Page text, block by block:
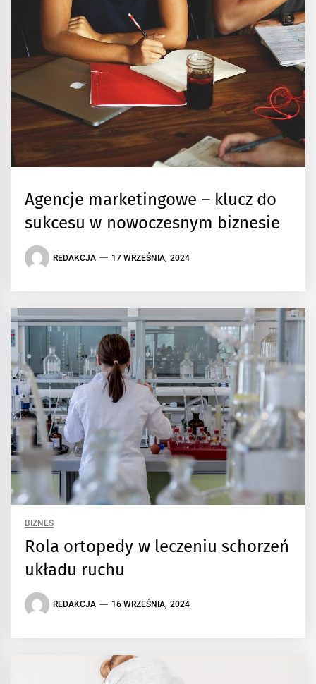
Agencje marketingowe – klucz do
sukcesu w nowoczesnym biznesie
REDAKCJA 17 WRZEŚNIA, 2024
BIZNES
Rola ortopedy w leczeniu schorzeń
układu ruchu
REDAKCJA 16 WRZEŚNIA, 2024